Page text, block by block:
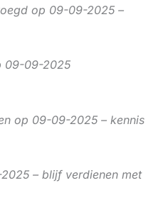
op 09-09-2025 –
09-09-2025
op 09-09-2025 – kennis
– blijf verdienen met